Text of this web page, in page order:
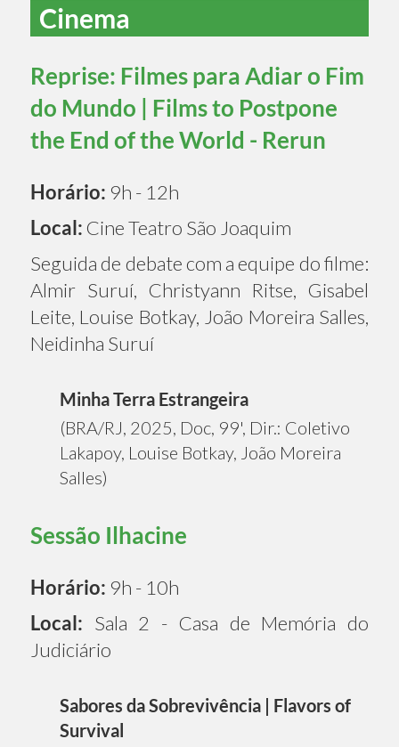
Cinema
Reprise: Filmes para Adiar o Fim
do Mundo | Films to Postpone
the End of the World - Rerun
Horário: 9h - 12h
Local: Cine Teatro São Joaquim
Seguida de debate com a equipe do filme:
Almir Suruí, Christyann Ritse, Gisabel
Leite, Louise Botkay, João Moreira Salles,
Neidinha Suruí
Minha Terra Estrangeira
(BRA/RJ, 2025, Doc, 99', Dir.: Coletivo
Lakapoy, Louise Botkay, João Moreira
Salles)
Sessão Ilhacine
Horário: 9h - 10h
Local: Sala 2 - Casa de Memória do
Judiciário
Sabores da Sobrevivência | Flavors of
Survival